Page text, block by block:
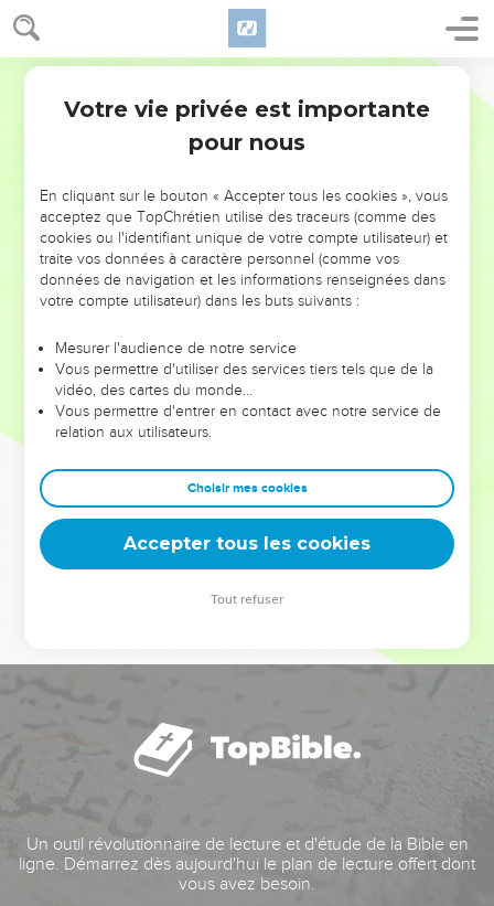
NE MANQUEZ PAS L’ÉVÉNEMENT
DE L’ANNÉE !
ET SI LEURS ERREURS POUVAIENT VOUS ÉVITER LES
VOTRES ?
leur foi ou leur vision. Mais on voit moins les doutes, les erreurs
et les saisons difficiles qu'ils ont traversés, alors même que ce
sont elles qui les ont façonnés.
Dans cette conférence, leaders, entrepreneurs, et responsables
clés pour avancer avec plus de sagesse afin que leurs erreurs
deviennent vos tremplins. Que vous guidiez un ministère, une
équipe, un groupe ou une famille, leur expérience est faite
Un outil révolutionnaire de lecture et d'étude de la Bible en
ligne. Démarrez dès aujourd'hui le plan de lecture offert dont
vous avez besoin.
Votre vie privée est importante
pour nous
En cliquant sur le bouton « Accepter tous les cookies », vous
acceptez que TopChrétien utilise des traceurs (comme des
cookies ou l'identifiant unique de votre compte utilisateur) et
traite vos données à caractère personnel (comme vos
données de navigation et les informations renseignées dans
votre compte utilisateur) dans les buts suivants :
Mesurer l'audience de notre service
Vous permettre d'utiliser des services tiers tels que de la
vidéo, des cartes du monde…
Vous permettre d'entrer en contact avec notre service de
relation aux utilisateurs.
Choisir mes cookies
Accepter tous les cookies
Tout refuser